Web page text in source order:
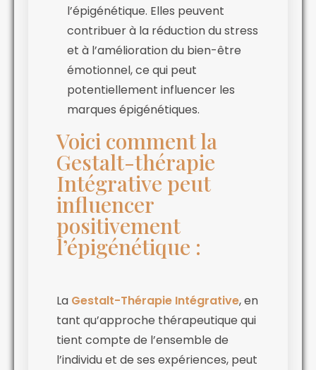
l’épigénétique. Elles peuvent
contribuer à la réduction du stress
et à l’amélioration du bien-être
émotionnel, ce qui peut
potentiellement influencer les
marques épigénétiques.
Voici comment la
Gestalt-thérapie
Intégrative peut
influencer
positivement
l’épigénétique :
La Gestalt-Thérapie Intégrative, en
tant qu’approche thérapeutique qui
tient compte de l’ensemble de
l’individu et de ses expériences, peut